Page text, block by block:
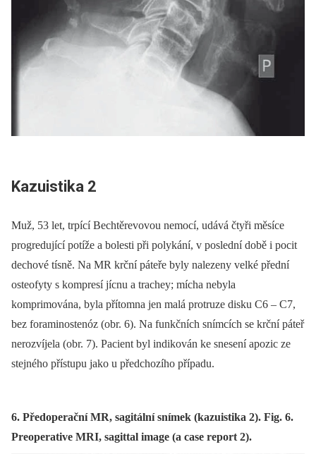
Kazuistika 2
Muž, 53 let, trpící Bechtěrevovou nemocí, udává čtyři měsíce
progredující potíže a bolesti při polykání, v poslední době i pocit
dechové tísně. Na MR krční páteře byly nalezeny velké přední
osteofyty s kompresí jícnu a trachey; mícha nebyla
komprimována, byla přítomna jen malá protruze disku C6 –⁠ C7,
bez foraminostenóz (obr. 6). Na funkčních snímcích se krční páteř
nerozvíjela (obr. 7). Pacient byl indikován ke snesení apozic ze
stejného přístupu jako u předchozího případu.
6. Předoperační MR, sagitální snímek (kazuistika 2). Fig. 6.
Preoperative MRI, sagittal image (a case report 2).